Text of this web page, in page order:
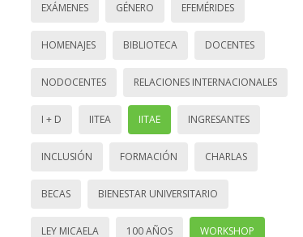
EXÁMENES GÉNERO EFEMÉRIDES
HOMENAJES BIBLIOTECA DOCENTES
NODOCENTES RELACIONES INTERNACIONALES
I + D IITEA IITAE INGRESANTES
INCLUSIÓN FORMACIÓN CHARLAS
BECAS BIENESTAR UNIVERSITARIO
LEY MICAELA 100 AÑOS WORKSHOP